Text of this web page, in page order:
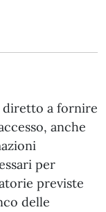
diretto a fornire
anche
per
previste
delle